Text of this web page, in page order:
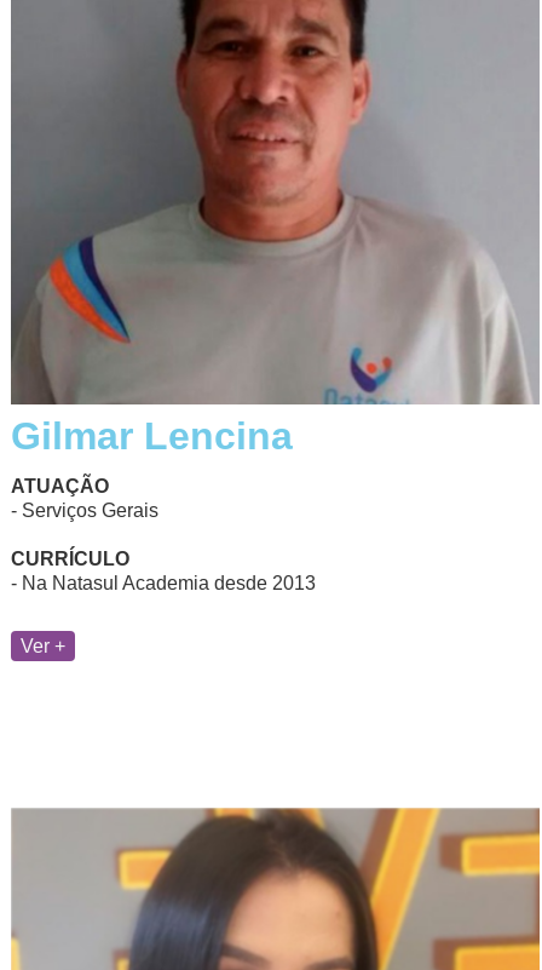
Gilmar Lencina
ATUAÇÃO
- Serviços Gerais
CURRÍCULO
- Na Natasul Academia desde 2013
Ver +